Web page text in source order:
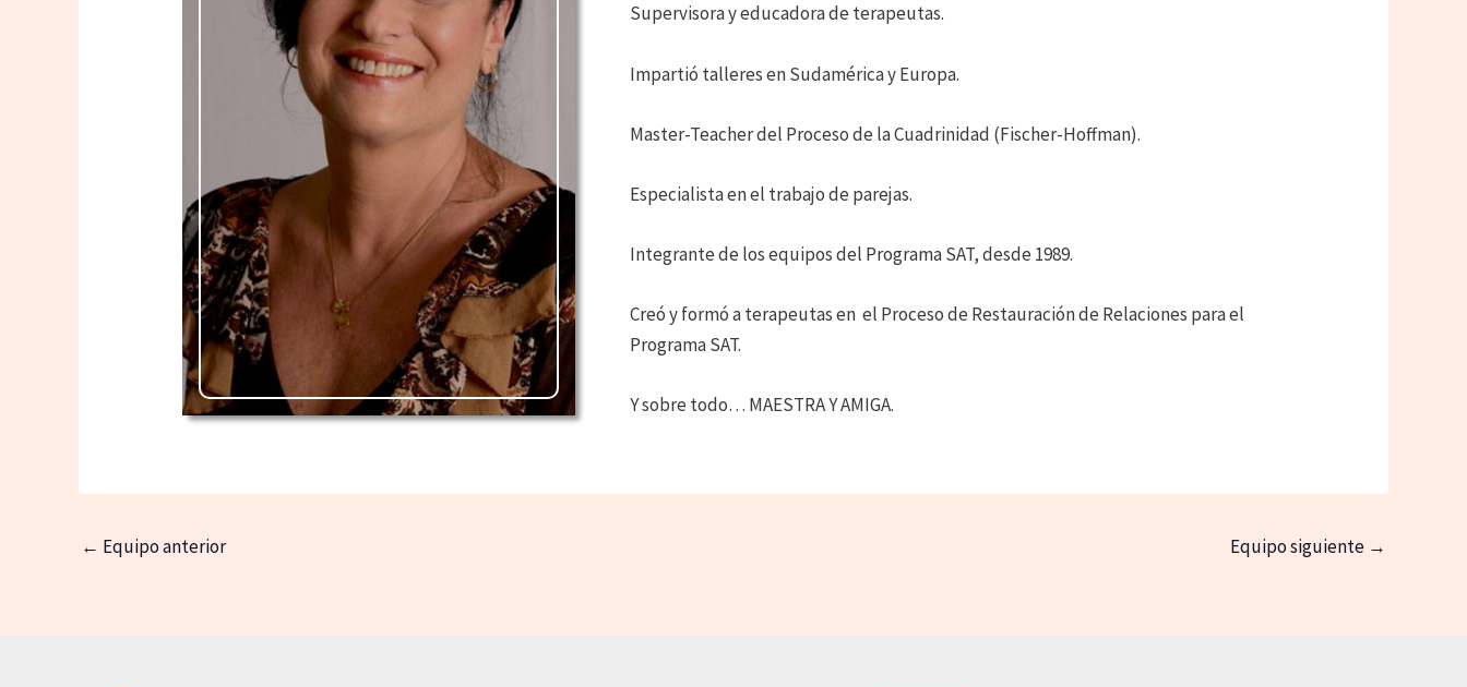
Supervisora y educadora de terapeutas.
Impartió talleres en Sudamérica y Europa.
Master-Teacher del Proceso de la Cuadrinidad (Fischer-Hoffman).
Especialista en el trabajo de parejas.
Integrante de los equipos del Programa SAT, desde 1989.
Creó y formó a terapeutas en el Proceso de Restauración de Relaciones para el
Programa SAT.
Y sobre todo… MAESTRA Y AMIGA.
← Equipo anterior Equipo siguiente →